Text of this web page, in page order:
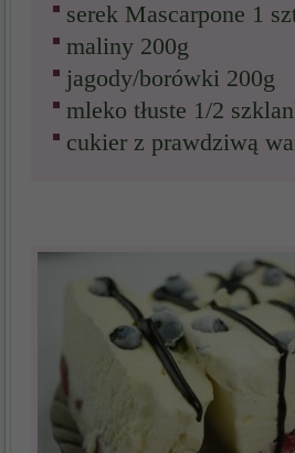
serek Mascarpone 1
maliny 200g
jagody/borówki 200g
mleko tłuste 1/2
cukier z prawdziwą